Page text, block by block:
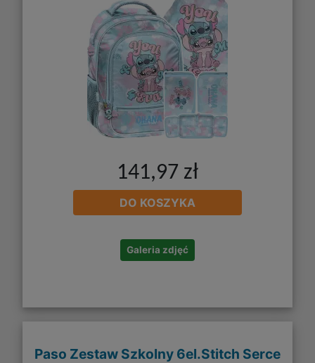
141,97 zł
DO KOSZYKA
Galeria zdjęć
Paso Zestaw Szkolny 6el.Stitch Serce